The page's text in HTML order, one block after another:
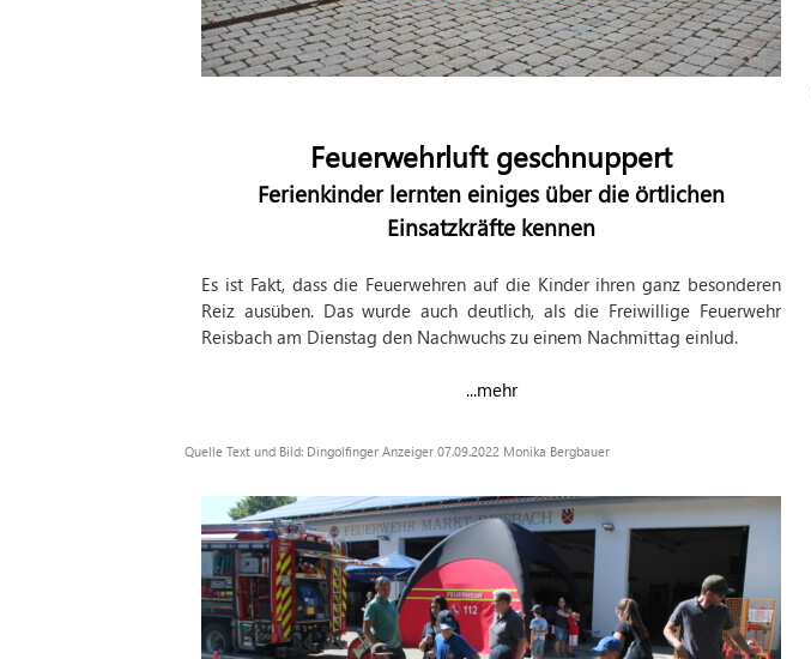
Feuerwehrluft geschnuppert
Ferienkinder lernten einiges über die örtlichen
Einsatzkräfte kennen
Es ist Fakt, dass die Feuerwehren auf die Kinder ihren ganz besonderen
Reiz ausüben. Das wurde auch deutlich, als die Freiwillige Feuerwehr
Reisbach am Dienstag den Nachwuchs zu einem Nachmittag einlud.
...mehr
Quelle Text und Bild: Dingolfinger Anzeiger 07.09.2022 Monika Bergbauer